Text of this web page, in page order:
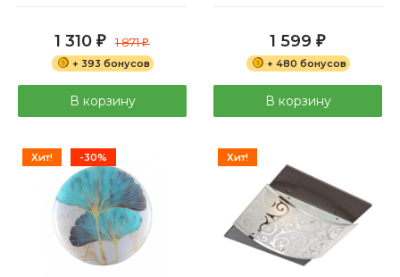
1 310 ₽ 1 871₽
+ 393 бонусов
В корзину
1 599 ₽
+ 480 бонусов
В корзину
Хит! -30% Хит!